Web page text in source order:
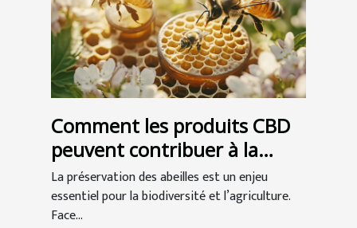
Comment les produits CBD
peuvent contribuer à la
préservation des abeilles ?
La préservation des abeilles est un enjeu
essentiel pour la biodiversité et l’agriculture.
Face...